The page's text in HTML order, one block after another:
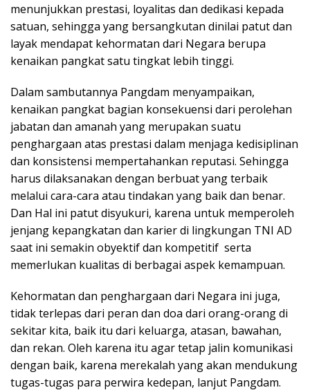
menunjukkan prestasi, loyalitas dan dedikasi kepada
satuan, sehingga yang bersangkutan dinilai patut dan
layak mendapat kehormatan dari Negara berupa
kenaikan pangkat satu tingkat lebih tinggi.
Dalam sambutannya Pangdam menyampaikan,
kenaikan pangkat bagian konsekuensi dari perolehan
jabatan dan amanah yang merupakan suatu
penghargaan atas prestasi dalam menjaga kedisiplinan
dan konsistensi mempertahankan reputasi. Sehingga
harus dilaksanakan dengan berbuat yang terbaik
melalui cara-cara atau tindakan yang baik dan benar.
Dan Hal ini patut disyukuri, karena untuk memperoleh
jenjang kepangkatan dan karier di lingkungan TNI AD
saat ini semakin obyektif dan kompetitif serta
memerlukan kualitas di berbagai aspek kemampuan.
Kehormatan dan penghargaan dari Negara ini juga,
tidak terlepas dari peran dan doa dari orang-orang di
sekitar kita, baik itu dari keluarga, atasan, bawahan,
dan rekan. Oleh karena itu agar tetap jalin komunikasi
dengan baik, karena merekalah yang akan mendukung
tugas-tugas para perwira kedepan, lanjut Pangdam.